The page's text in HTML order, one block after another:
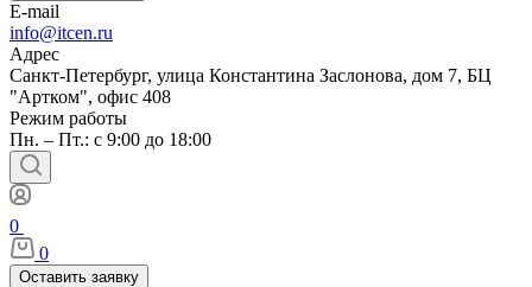
E-mail
info@itcen.ru
Адрес
Санкт-Петербург, улица Константина Заслонова, дом 7, БЦ
"Артком", офис 408
Режим работы
Пн. – Пт.: с 9:00 до 18:00
0
0
Оставить заявку